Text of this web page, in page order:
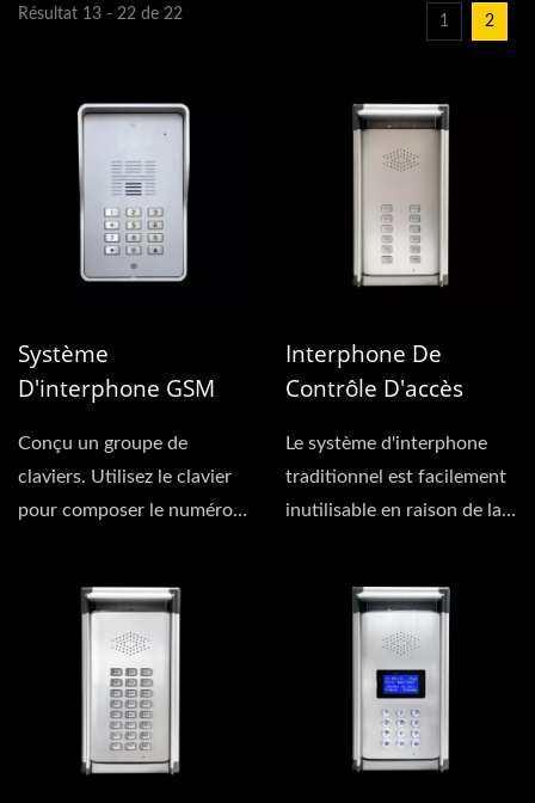
Résultat 13 - 22 de 22 1 2
Système
D'interphone GSM
(Multi-Résident)
Conçu un groupe de
claviers. Utilisez le clavier
pour composer le numéro
Interphone De
Contrôle D'accès
En Série)
Le système d'interphone
traditionnel est facilement
inutilisable en raison de la